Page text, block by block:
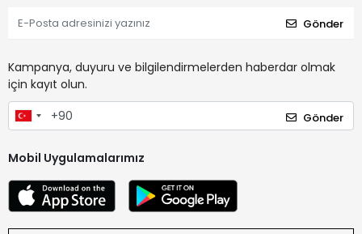
Gönder
Kampanya, duyuru ve bilgilendirmelerden haberdar olmak
için kayıt olun.
Gönder
Mobil Uygulamalarımız